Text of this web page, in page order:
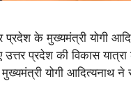
के मुख्यमंत्री योगी
प्रदेश की विकास यात्रा
मुख्यमंत्री योगी आदित्यनाथ ने